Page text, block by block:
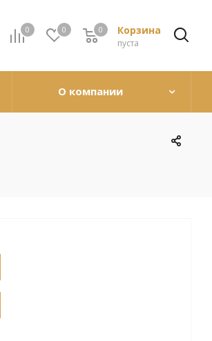
0 0 Корзина
0
пуста
0
О компании